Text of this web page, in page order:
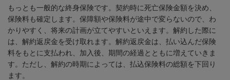
もっとも一般的な終身保険です。契約時に死亡保険金額を決め、
保険料も確定します。保障額や保険料が途中で変らないので、わ
かりやすく、将来の計画が立てやすいといえます。解約した際に
は、解約返戻金を受け取れます。解約返戻金は、払い込んだ保険
料をもとに支払われ、加入後、期間の経過とともに増えていきま
す。ただし、解約の時期によっては、払込保険料の総額を下回り
ます。